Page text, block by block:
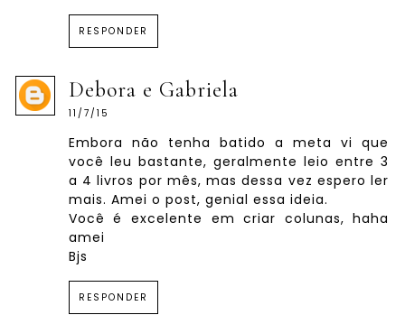
RESPONDER
Debora e Gabriela
11/7/15
Embora não tenha batido a meta vi que
você leu bastante, geralmente leio entre 3
a 4 livros por mês, mas dessa vez espero ler
mais. Amei o post, genial essa ideia.
Você é excelente em criar colunas, haha
amei
Bjs
RESPONDER